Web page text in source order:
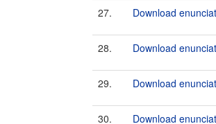
27. Download
28. Download
29. Download
30. Download